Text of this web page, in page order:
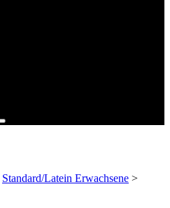
Standard/Latein Erwachsene >